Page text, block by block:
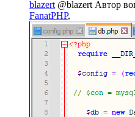
blazert @blazert Автор
FanatPHP,